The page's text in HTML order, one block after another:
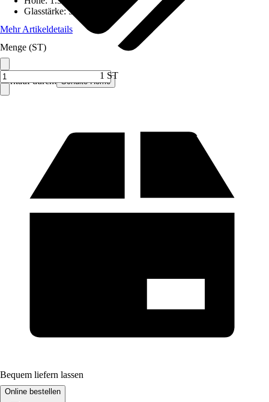
Verkauf durch: Schulte Home
Glasstärke:5 mm
Mehr Artikeldetails
Menge (ST)
1 ST
Bequem liefern lassen
Online bestellen